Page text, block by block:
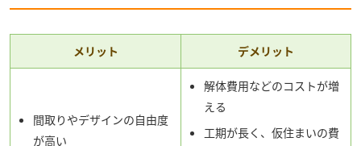
メリット デメリット
間取りやデザインの自由度
が高い
解体費用などのコストが増
える
工期が長く、仮住まいの費